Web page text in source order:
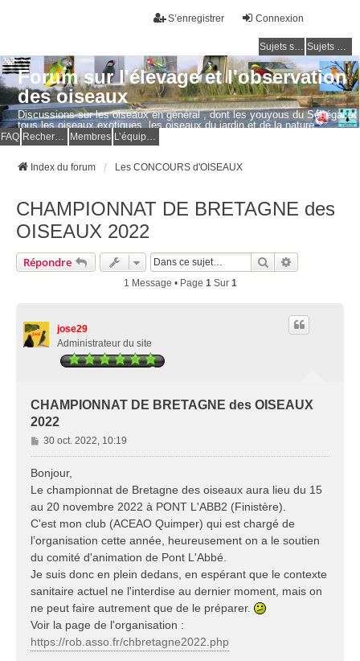
Connexion
S’enregistrer
Sujets sans réponse Sujets actifs
Forum sur l'élevage et l'observation
des oiseaux
Discussions sur les oiseaux en général , dont les youyous du Sénégal et
tous les oiseaux exotiques, les oiseaux du jardin et de la nature.
Questions, photos, expériences.
FAQ Membres
Index du forum Les CONCOURS d'OISEAUX
CHAMPIONNAT DE BRETAGNE des
OISEAUX 2022
Répondre Rechercher
1 Message • Page 1 Sur 1
jose29
Administrateur du site
CHAMPIONNAT DE BRETAGNE des OISEAUX
2022
M
e
s
g
e
30 oct. 2022, 10:19
Bonjour,
Le championnat de Bretagne des oiseaux aura lieu du 15
au 20 novembre 2022 à PONT L'ABB2 (Finistère).
C'est mon club (ACEAO Quimper) qui est chargé de
l’organisation cette année, heureusement on a le soutien
du comité d'animation de Pont L'Abbé.
Je suis donc en plein dedans, en espérant que le contexte
sanitaire actuel ne l'interdise au dernier moment, mais on
ne peut faire autrement que de le préparer.
Voir la page de l'organisation :
https://rob.asso.fr/chbretagne2022.php